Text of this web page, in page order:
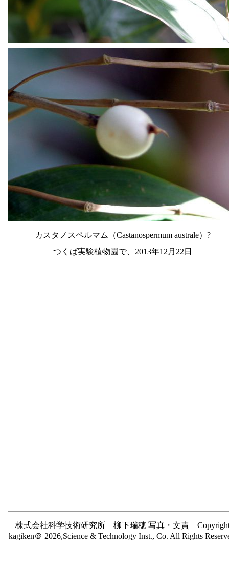
カスタノスペルマム（Castanospermum australe）?
つくば実験植物園で、2013年12月22日